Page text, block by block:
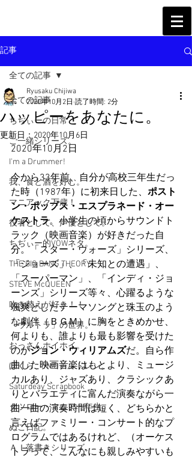
記事
全ての記事
ちぢぃーの日常
ご一緒シリーズ。
I'm a Drummer!
我、食と酒を好む。
マニアック万歳！
役者として、声優として。
ちぢぃー的VOWネタ。
THE BIG BANG THEORY
STEVE McQUEEN
吹き替えが好き！！
「ウルトラ」の世界。
おっさんホイホイ。
ぼくら、YMOチルドレン。
Saturdeay Scrapbook
タツロー・マニア一年生。
ぬこ日記。
ＡＩ落書きシリーズ。
全ての記事
ハッピーをあなたに。
Ryusaku Chijiwa
2020年10月2日 読了時間: 2分
更新日：2020年10月6日
2020年10月2日
今から33年前、自分が高校三年生だっ
た時（1987年）に初来日した、 ポスト
ン・ポップス・エスプラネード・オー
ケストラ。小学生の頃からサウンドト
ラック（映画音楽）が好きだった自
分。「スター・ウォーズ」シリーズ、
「ジョーズ」、「未知との遭遇」、
「スーパーマン」、「インディ・ジョ
ーンズ」シリーズ等々、心躍るような
颯爽としたテーマソングと珠玉のよう
な劇伴（ＢＧＭ）に胸をときめかせ、
何よりも、誰よりも最も影響を受けた
のがジョン・ウィリアムズだ。自ら作
曲した映画音楽はもとより、ミュージ
カルあり、ジャズあり、クラシックあ
りとバラエティに富んだ演奏ながら一
曲一曲の演奏時間は短く、どちらかと
言えばファミリー・コンサート的なプ
ログラムではあるけれど、（オーケス
トラって、こんなにも親しみやすいも